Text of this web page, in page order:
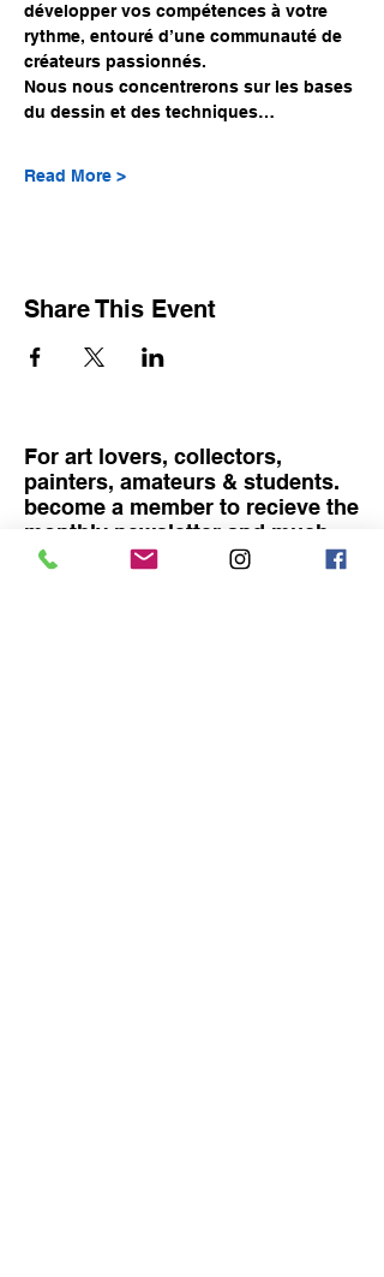
développer vos compétences à votre
rythme, entouré d’une communauté de
créateurs passionnés.
Nous nous concentrerons sur les bases
du dessin et des techniques…
Read More >
Share This Event
For art lovers, collectors,
painters, amateurs & students.
become a member to recieve the
monthly newsletter and much
more